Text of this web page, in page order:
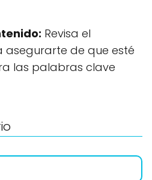
Revisa el
de que esté
las palabras clave